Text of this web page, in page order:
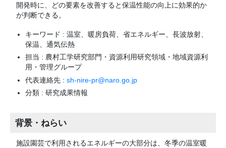
開発時に、どの要素を改善すると保温性能の向上に効果的か
が判断できる。
キーワード : 温室、暖房負荷、省エネルギー、長波放射、
保温、通気伝熱
担当 : 農村工学研究部門・資源利用研究領域・地域資源利
用・管理グループ
代表連絡先 : sh-nire-pr@naro.go.jp
分類 : 研究成果情報
背景・ねらい
施設園芸で利用されるエネルギーの大部分は、冬季の温室暖